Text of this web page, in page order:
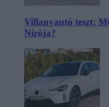
Villanyautó teszt:
Nirója?